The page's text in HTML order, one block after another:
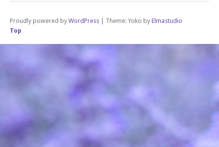
Proudly powered by WordPress | Theme: Yoko by Elmastudio
Top